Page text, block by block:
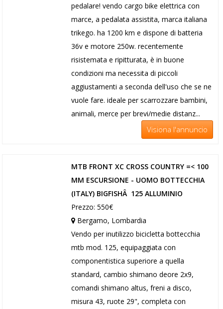
pedalare! vendo cargo bike elettrica con
marce, a pedalata assistita, marca italiana
trikego. ha 1200 km e dispone di batteria
36v e motore 250w. recentemente
risistemata e ripitturata, è in buone
condizioni ma necessita di piccoli
aggiustamenti a seconda dell'uso che se ne
vuole fare. ideale per scarrozzare bambini,
animali, merce per brevi/medie distanz...
Visiona l'annuncio
MTB FRONT XC CROSS COUNTRY =< 100
MM ESCURSIONE - UOMO BOTTECCHIA
(ITALY) BIGFISHÂ 125 ALLUMINIO
Prezzo: 550€
Bergamo, Lombardia
Vendo per inutilizzo bicicletta bottecchia
mtb mod. 125, equipaggiata con
componentistica superiore a quella
standard, cambio shimano deore 2x9,
comandi shimano altus, freni a disco,
misura 43, ruote 29", completa con